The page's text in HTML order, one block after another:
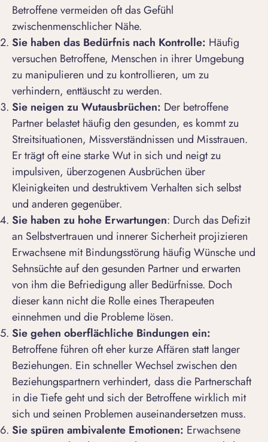
Betroffene vermeiden oft das Gefühl
zwischenmenschlicher Nähe.
Sie haben das Bedürfnis nach Kontrolle: Häufig
versuchen Betroffene, Menschen in ihrer Umgebung
zu manipulieren und zu kontrollieren, um zu
verhindern, enttäuscht zu werden.
Sie neigen zu Wutausbrüchen: Der betroffene
Partner belastet häufig den gesunden, es kommt zu
Streitsituationen, Missverständnissen und Misstrauen.
Er trägt oft eine starke Wut in sich und neigt zu
impulsiven, überzogenen Ausbrüchen über
Kleinigkeiten und destruktivem Verhalten sich selbst
und anderen gegenüber.
Sie haben zu hohe Erwartungen: Durch das Defizit
an Selbstvertrauen und innerer Sicherheit projizieren
Erwachsene mit Bindungsstörung häufig Wünsche und
Sehnsüchte auf den gesunden Partner und erwarten
von ihm die Befriedigung aller Bedürfnisse. Doch
dieser kann nicht die Rolle eines Therapeuten
einnehmen und die Probleme lösen.
Sie gehen oberflächliche Bindungen ein:
Betroffene führen oft eher kurzeAffären statt langer
Beziehungen. Ein schneller Wechsel zwischen den
Beziehungspartnern verhindert, dass die Partnerschaft
in die Tiefe geht und sich der Betroffene wirklich mit
sich und seinen Problemen auseinandersetzen muss.
Sie spüren ambivalente Emotionen: Erwachsene